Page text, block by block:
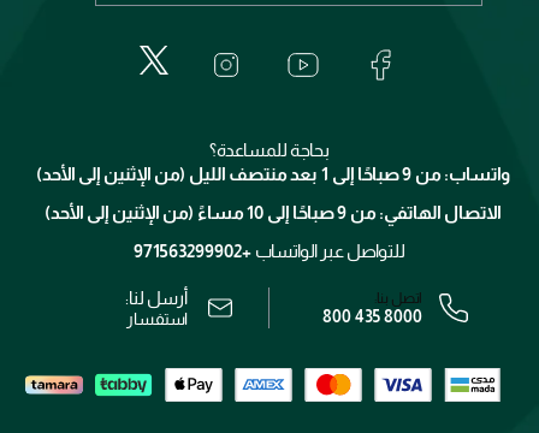
إيف سان لوران
الإرجاع
خدمات المعارض
برنامج الولاء ميوز
الوظائف
الشروط و الأحكام
رقم السجل التجاري: 7013320481 — صادر من وزارة التجارة
بحاجة للمساعدة؟
واتساب: من 9 صباحًا إلى 1 بعد منتصف الليل (من الإثنين إلى الأحد)
الاتصال الهاتفي: من 9 صباحًا إلى 10 مساءً (من الإثنين إلى الأحد)
للتواصل عبر الواتساب +971563299902
اتصل بنا:
800 435 8000
أرسل لنا:
استفسار